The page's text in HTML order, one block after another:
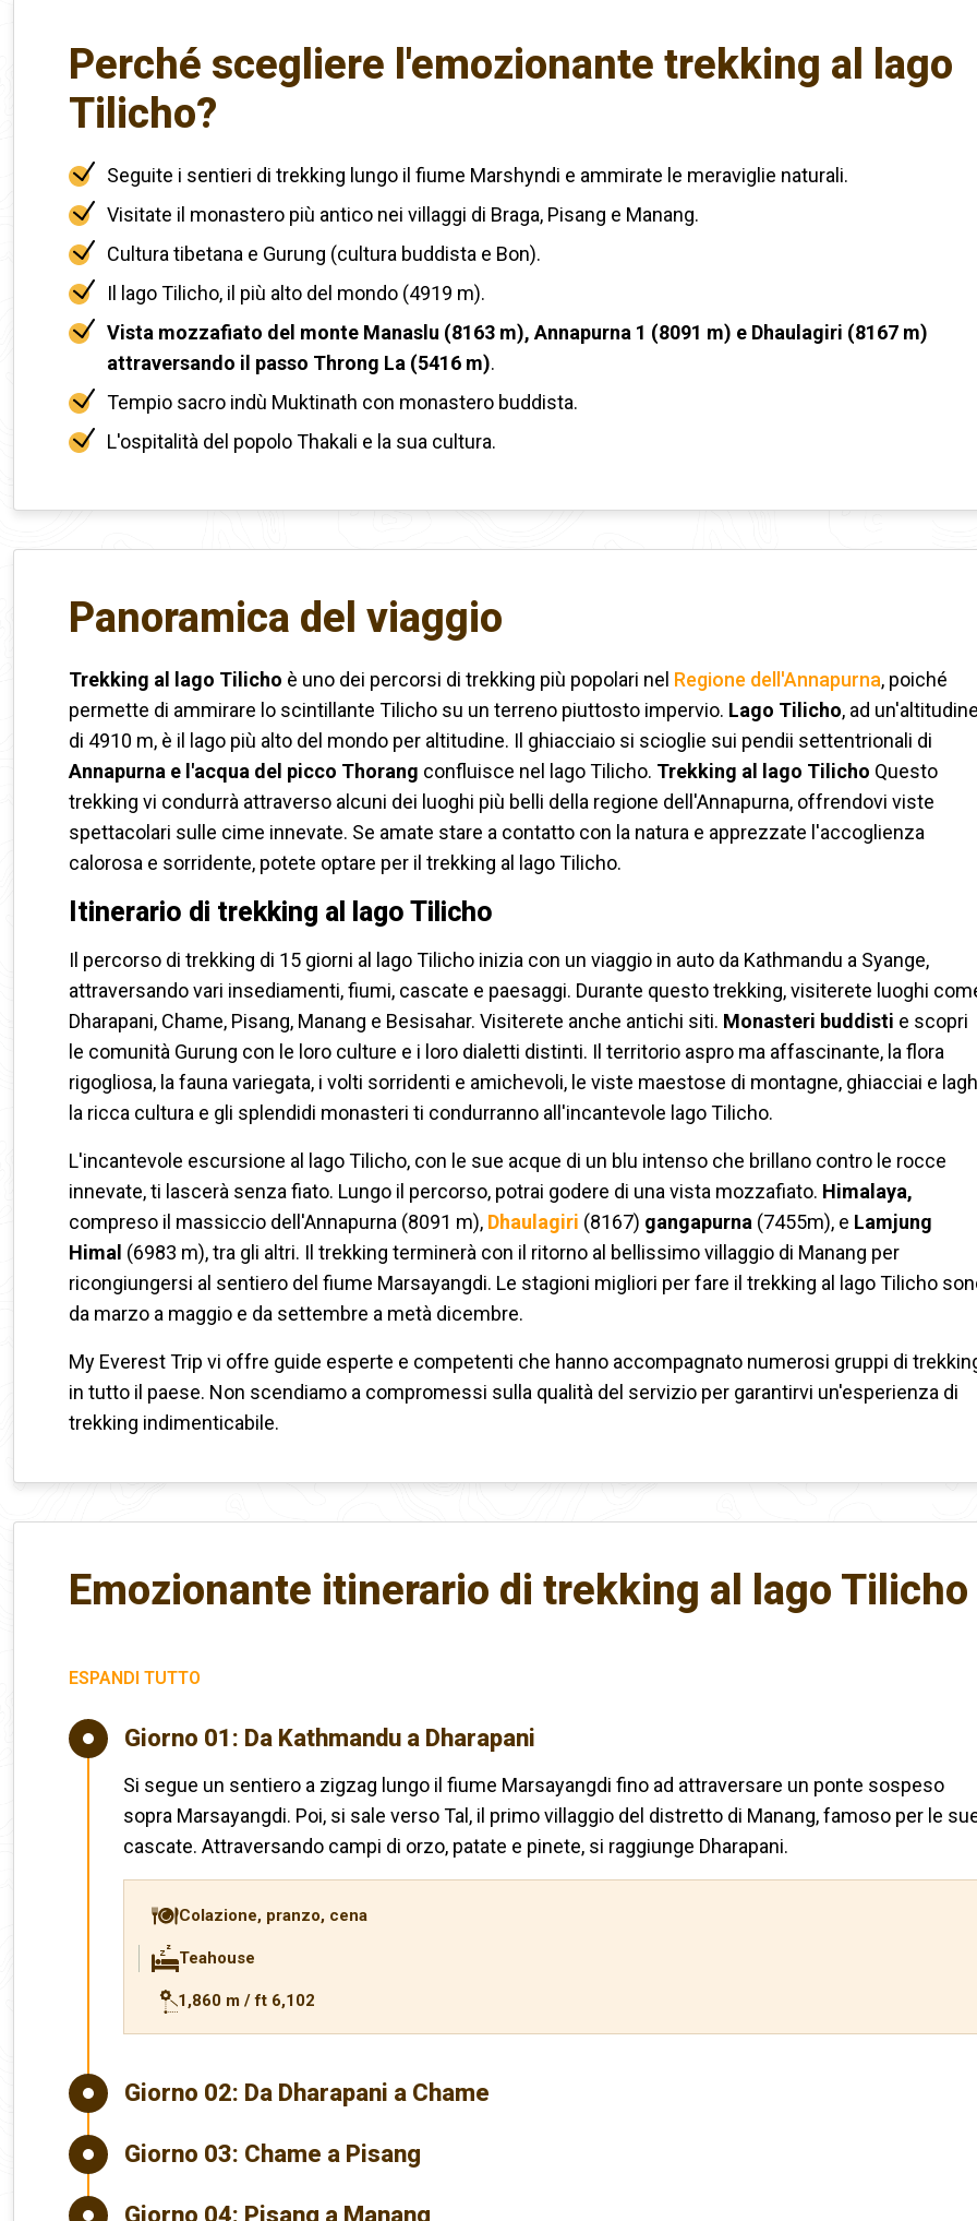
Perché scegliere l'emozionante trekking al lago
Tilicho?
Seguite i sentieri di trekking lungo il fiume Marshyndi e ammirate le meraviglie naturali.
Visitate il monastero più antico nei villaggi di Braga, Pisang e Manang.
Cultura tibetana e Gurung (cultura buddista e Bon).
Il lago Tilicho, il più alto del mondo (4919 m).
Vista mozzafiato del monte Manaslu (8163 m), Annapurna 1 (8091 m) e Dhaulagiri (8167 m)
attraversando il passo Throng La (5416 m).
Tempio sacro indù Muktinath con monastero buddista.
L'ospitalità del popolo Thakali e la sua cultura.
Panoramica del viaggio
Trekking al lago Tilicho è uno dei percorsi di trekking più popolari nel Regione dell'Annapurna, poiché
permette di ammirare lo scintillante Tilicho su un terreno piuttosto impervio. Lago Tilicho, ad
di 4910 m, è il lago più alto del mondo per altitudine. Il ghiacciaio si scioglie sui pendii settentrionali di
Annapurna e l'acqua del picco Thorang confluisce nel lago Tilicho. Trekking al lago Tilicho Questo
trekking vi condurrà attraverso alcuni dei luoghi più belli della regione dell'Annapurna, offrendovi viste
spettacolari sulle cime innevate. Se amate stare a contatto con la natura e apprezzate l'accoglienza
calorosa e sorridente, potete optare per il trekking al lago Tilicho.
Itinerario di trekking al lago Tilicho
Il percorso di trekking di 15 giorni al lago Tilicho inizia con un viaggio in auto da Kathmandu a Syange,
attraversando vari insediamenti, fiumi, cascate e paesaggi. Durante questo trekking, visiterete luoghi
Dharapani, Chame, Pisang, Manang e Besisahar. Visiterete anche antichi siti. Monasteri buddisti e scopri
le comunità Gurung con le loro culture e i loro dialetti distinti. Il territorio aspro ma affascinante, la flora
rigogliosa, la fauna variegata, i volti sorridenti e amichevoli, le viste maestose di montagne, ghiacciai e
la ricca cultura e gli splendidi monasteri ti condurranno all'incantevole lago Tilicho.
L'incantevole escursione al lago Tilicho, con le sue acque di un blu intenso che brillano contro le rocce
innevate, ti lascerà senza fiato. Lungo il percorso, potrai godere di una vista mozzafiato. Himalaya,
compreso il massiccio dell'Annapurna (8091 m), Dhaulagiri (8167) gangapurna (7455m), e Lamjung
Himal (6983 m), tra gli altri. Il trekking terminerà con il ritorno al bellissimo villaggio di Manang per
ricongiungersi al sentiero del fiume Marsayangdi. Le stagioni migliori per fare il trekking al lago Tilicho
da marzo a maggio e da settembre a metà dicembre.
My Everest Trip vi offre guide esperte e competenti che hanno accompagnato numerosi gruppi di
in tutto il paese. Non scendiamo a compromessi sulla qualità del servizio per garantirvi un'esperienza di
trekking indimenticabile.
Emozionante itinerario di trekking al lago Tilicho
ESPANDI TUTTO
Giorno 01: Da Kathmandu a Dharapani
Si segue un sentiero a zigzag lungo il fiume Marsayangdi fino ad attraversare un ponte sospeso
sopra Marsayangdi. Poi, si sale verso Tal, il primo villaggio del distretto di Manang, famoso per le
cascate. Attraversando campi di orzo, patate e pinete, si raggiunge Dharapani.
Colazione, pranzo, cena
Teahouse
1,860 m / ft 6,102
Giorno 02: Da Dharapani a Chame
Giorno 03: Chame a Pisang
Giorno 04: Pisang a Manang